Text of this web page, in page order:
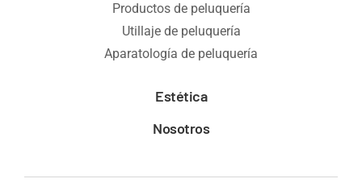
Productos de peluquería
Utillaje de peluquería
Aparatología de peluquería
Estética
Nosotros